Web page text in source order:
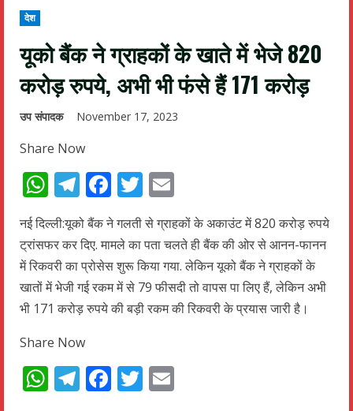
देश
यूको बैंक ने ग्राहकों के खाते में भेजे 820
करोड़ रुपये, अभी भी फंसे हैं 171 करोड़
उप संपादक November 17, 2023
Share Now
WhatsApp
Telegram
Facebook
Twitter
नई दिल्ली:यूको बैंक ने गलती से ग्राहकों के अकाउंट में 820 करोड़ रुपये
ट्रांसफर कर दिए. मामले का पता चलते ही बैंक की ओर से आनन-फानन
में रिकवरी का प्रोसेस शुरू किया गया. लेकिन यूको बैंक ने ग्राहकों के
खातों में भेजी गई रकम में से 79 फीसदी तो वापस पा लिए हैं, लेकिन अभी
भी 171 करोड़ रुपये की बड़ी रकम की रिकवरी के प्रयास जारी है।
Share Now
WhatsApp
Telegram
Facebook
Twitter